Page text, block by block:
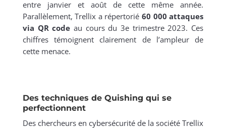
entre janvier et août de cette même année.
Parallèlement, Trellix a répertorié60 000 attaques
via QR code au cours du 3e trimestre 2023. Ces
chiffres témoignent clairement de l’ampleur de
cette menace.
Des techniques de Quishing qui se
perfectionnent
Des chercheurs en cybersécurité de la société Trellix